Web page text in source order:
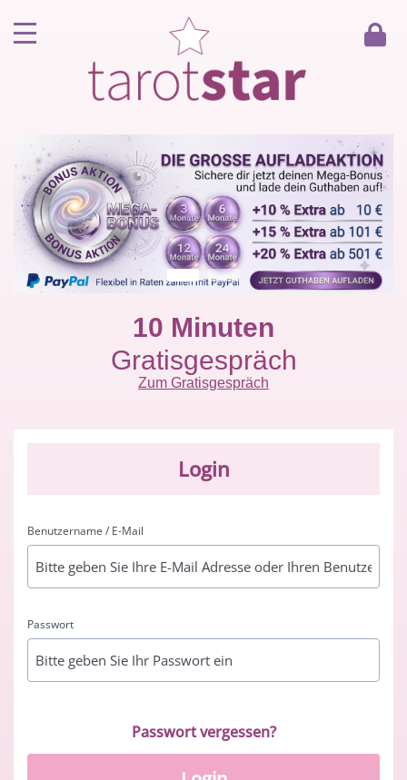
Kunde werden
Berater werden
Kartenlegen Gratisgespräch
Gästebuch
10 Minuten
Gratisgespräch
Zum Gratisgespräch
Login
Benutzername / E-Mail
Passwort
Passwort vergessen?